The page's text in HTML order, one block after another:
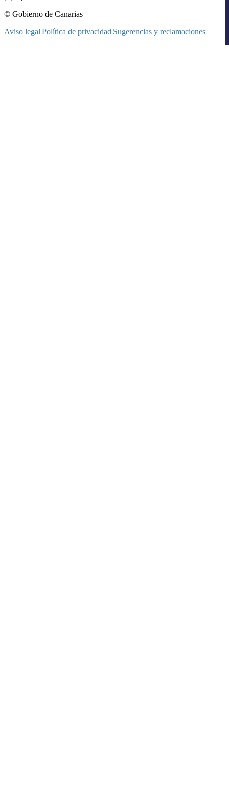
© Gobierno de Canarias
Aviso legal|Política de privacidad|Sugerencias y reclamaciones